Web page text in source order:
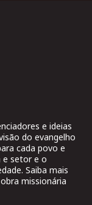
e ideias
do evangelho
cada povo e
e setor e o
Saiba mais
missionária